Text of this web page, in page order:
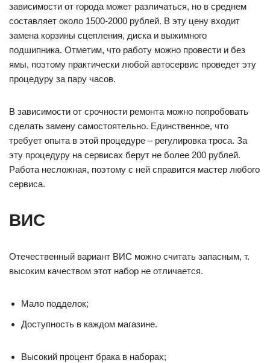
зависимости от города может различаться, но в среднем
составляет около 1500-2000 рублей. В эту цену входит
замена корзины сцепления, диска и выжимного
подшипника. Отметим, что работу можно провести и без
ямы, поэтому практически любой автосервис проведет эту
процедуру за пару часов.
В зависимости от срочности ремонта можно попробовать
сделать замену самостоятельно. Единственное, что
требует опыта в этой процедуре – регулировка троса. За
эту процедуру на сервисах берут не более 200 рублей.
Работа несложная, поэтому с ней справится мастер любого
сервиса.
ВИС
Отечественный вариант ВИС можно считать запасным, т.
высоким качеством этот набор не отличается.
Мало подделок;
Доступность в каждом магазине.
Высокий процент брака в наборах;